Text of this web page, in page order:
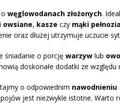
węglowodanach złożonych.
owsiane, kasze czy mąki
oraz dłużej utrzymuje uczucie
śniadanie o porcję warzyw lub
doskonałe dodatki ze
o odpowiednim nawodnieniu
jest niezwykle istotne. Warto